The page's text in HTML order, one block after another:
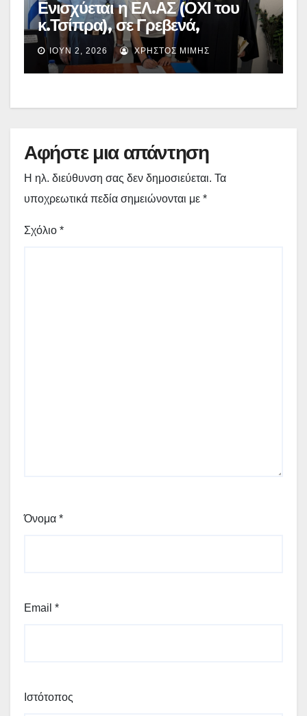
Ενισχύεται η ΕΛ.ΑΣ (ΟΧΙ του
κ.Τσίπρα), σε Γρεβενά,
Καστοριά, Κοζάνη και Φλώρινα:
Ορκωμοσία 21 νέων
Συνοριακών Φυλάκων στη
ΙΟΎΝ 2, 2026 ΧΡΉΣΤΟΣ ΜΊΜΗΣ
Αφήστε μια απάντηση
Η ηλ. διεύθυνση σας δεν δημοσιεύεται. Τα
υποχρεωτικά πεδία σημειώνονται με *
Σχόλιο *
Όνομα *
Email *
Ιστότοπος